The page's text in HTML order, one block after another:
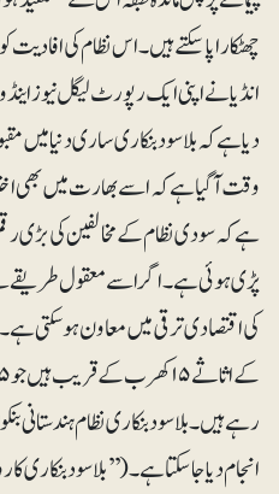
چھٹکارا پاسکتے ہیں۔ اس نظام کی
دیا ہے کہ بلاسود بنکاری ساری دنیا
وقت آگیاہے کہ اسے بھارت میں بھی
ہے کہ سودی نظام کے مخالفین کی بڑی
پڑی ہوئی ہے۔ اگر اسے معقول طریقے سے
کی اقتصادی ترقی میں معاون ہوسکتی
رہے ہیں۔ بلاسودبنکاری نظام
انجام دیا جاسکتا ہے۔ (’’بلاسود بنکاری